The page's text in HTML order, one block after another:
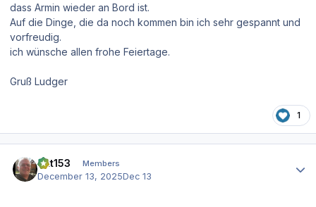
dass Armin wieder an Bord ist.
Auf die Dinge, die da noch kommen bin ich sehr gespannt und
vorfreudig.
ich wünsche allen frohe Feiertage.
Gruß Ludger
1
Pitt153 Members
December 13, 2025Dec 13